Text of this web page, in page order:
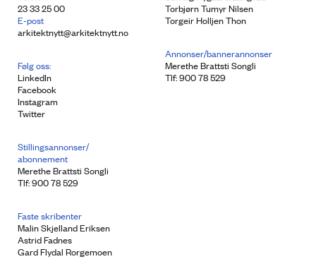
23 33 25 00
E-post
arkitektnytt@arkitektnytt.no
Følg oss:
LinkedIn
Facebook
Instagram
Twitter
Torbjørn Tumyr Nilsen
Torgeir Holljen Thon
Annonser/bannerannonser
Merethe Brattsti Songli
Tlf: 900 78 529
Stillingsannonser/
abonnement
Merethe Brattsti Songli
Tlf: 900 78 529
Faste skribenter
Malin Skjelland Eriksen
Astrid Fadnes
Gard Flydal Rorgemoen